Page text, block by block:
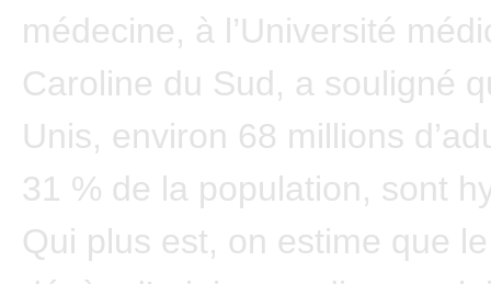
médecine, à l’Université
Caroline du Sud, a souligné
Unis, environ 68 millions
31 % de la population, sont
Qui plus est, on estime que